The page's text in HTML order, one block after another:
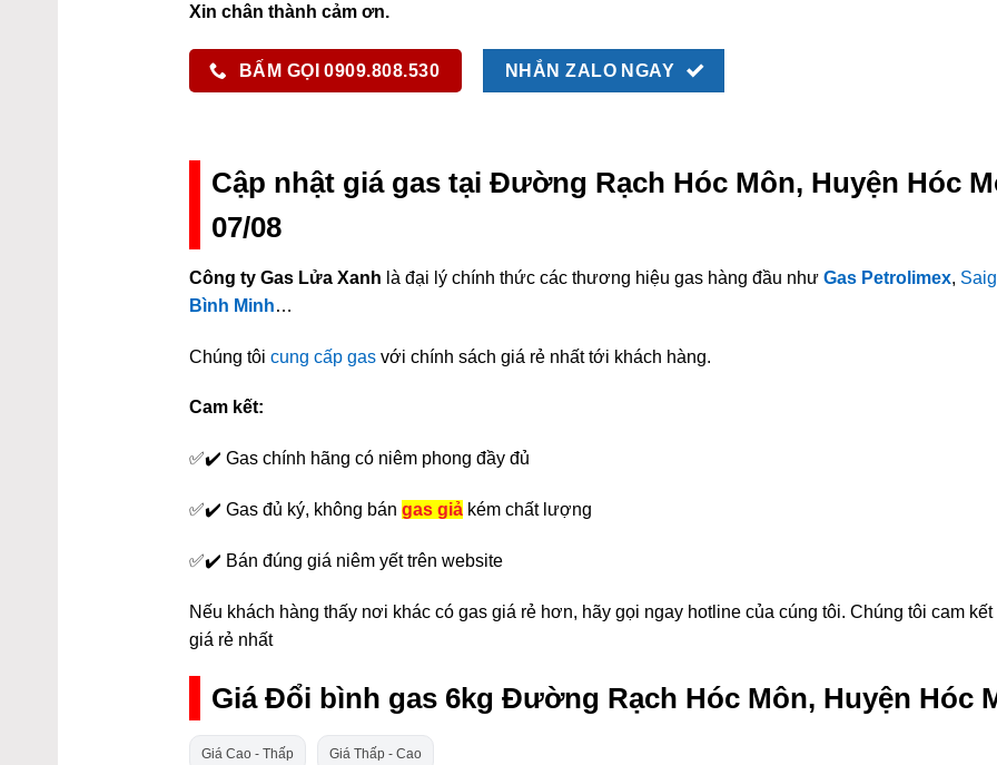
Xin chân thành cảm ơn.
BẤM GỌI 0909.808.530 NHẮN ZALO NGAY
Cập nhật giá gas tại Đường Rạch Hóc Môn, Huyện Hóc
07/08
Công ty Gas Lửa Xanh là đại lý chính thức các thương hiệu gas hàng đầu nhưGas Petrolimex,
Bình Minh…
Chúng tôicung cấp gas với chính sách giá rẻ nhất tới khách hàng.
Cam kết:
✅✔️ Gas chính hãng có niêm phong đầy đủ
✅✔️ Gas đủ ký, không bángas giả kém chất lượng
✅✔️ Bán đúng giá niêm yết trên website
Nếu khách hàng thấy nơi khác có gas giá rẻ hơn, hãy gọi ngay hotline của cúng tôi. Chúng tôi cam
giá rẻ nhất
Giá Đổi bình gas 6kg Đường Rạch Hóc Môn, Huyện Hóc
Giá Cao - Thấp Giá Thấp - Cao